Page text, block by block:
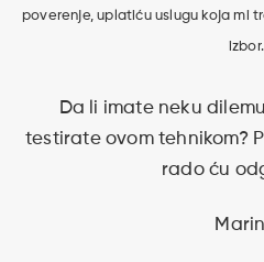
poverenje, uplatiću uslugu koja mi
izbor.
Da li imate neku
testirate ovom tehnikom?
rado ću